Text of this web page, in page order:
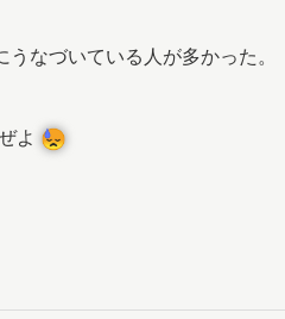
なづいている人が多かった。
よ